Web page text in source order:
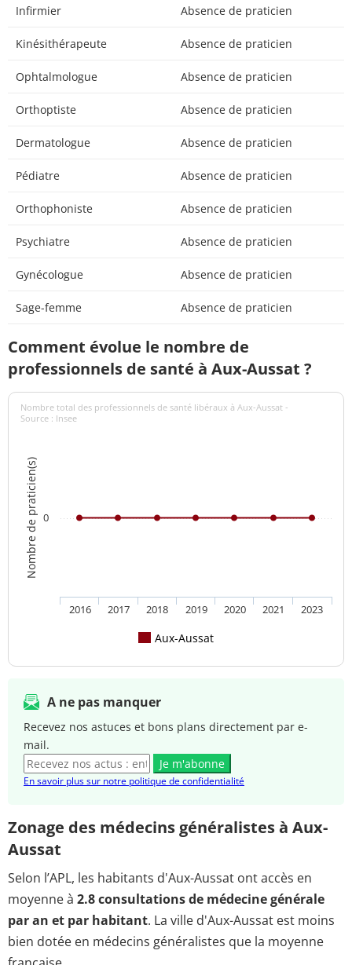
Infirmier Absence de praticien
Kinésithérapeute Absence de praticien
Ophtalmologue Absence de praticien
Orthoptiste Absence de praticien
Dermatologue Absence de praticien
Pédiatre Absence de praticien
Orthophoniste Absence de praticien
Psychiatre Absence de praticien
Gynécologue Absence de praticien
Sage-femme Absence de praticien
Comment évolue le nombre de
professionnels de santé à Aux-Aussat ?
Nombre de praticien(s)
Nombre total des professionnels de santé libéraux à Aux-Aussat -
Source : Insee
Aux-Aussat
2016 2017 2018 2019 2020 2021 2023
0
A ne pas manquer
Recevez nos astuces et bons plans directement par e-
mail.
Je m'abonne
En savoir plus sur notre politique de confidentialité
Zonage des médecins généralistes à Aux-
Aussat
Selon l’APL, les habitants d'Aux-Aussat ont accès en
moyenne à 2.8 consultations de médecine générale
par an et par habitant. La ville d'Aux-Aussat est moins
bien dotée en médecins généralistes que la moyenne